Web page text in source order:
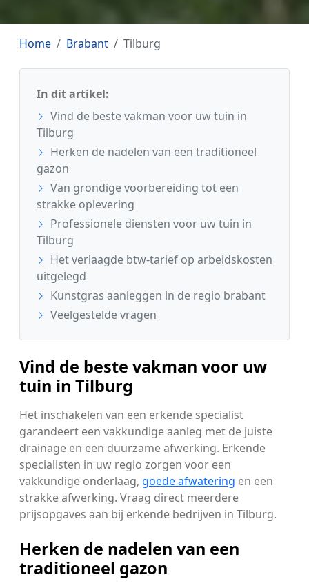
Home Brabant Tilburg
In dit artikel:
Vind de beste vakman voor uw tuin in
Tilburg
Herken de nadelen van een traditioneel
gazon
Van grondige voorbereiding tot een
strakke oplevering
Professionele diensten voor uw tuin in
Tilburg
Het verlaagde btw-tarief op arbeidskosten
uitgelegd
Kunstgras aanleggen in de regio brabant
Veelgestelde vragen
Vind de beste vakman voor uw
tuin in Tilburg
Het inschakelen van een erkende specialist
garandeert een vakkundige aanleg met de juiste
drainage en een duurzame afwerking. Erkende
specialisten in uw regio zorgen voor een
vakkundige onderlaag, goede afwatering en een
strakke afwerking. Vraag direct meerdere
prijsopgaves aan bij erkende bedrijven in Tilburg.
Herken de nadelen van een
traditioneel gazon